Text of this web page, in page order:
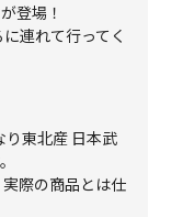
登場！
連れて行ってく
東北産 日本武
際の商品とは仕